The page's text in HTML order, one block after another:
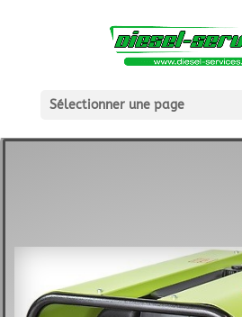
Sélectionner une page